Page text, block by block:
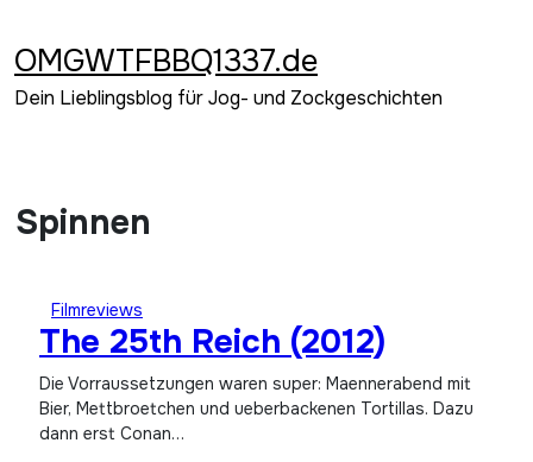
springen
OMGWTFBBQ1337.de
Dein Lieblingsblog für Jog- und Zockgeschichten
Spinnen
Filmreviews
The 25th Reich (2012)
Die Vorraussetzungen waren super: Maennerabend mit
Bier, Mettbroetchen und ueberbackenen Tortillas. Dazu
dann erst Conan…